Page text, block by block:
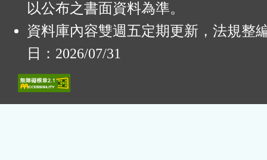
以公布之書面資料為準。
資料庫內容雙週五定期更新，法規整
日：2026/07/31